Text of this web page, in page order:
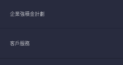
企業強積金計劃
客戶服務